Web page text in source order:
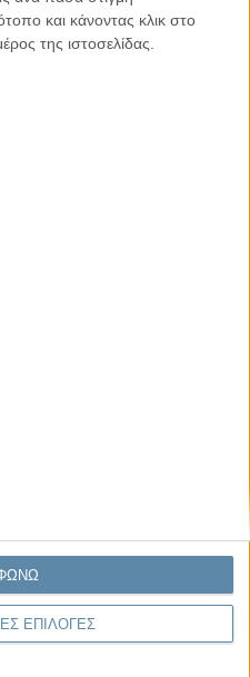
και κάνοντας κλικ στο
της ιστοσελίδας.
ΕΠΙΛΟΓΕΣ
του Γιάννη Πανούση
να είναι (letting